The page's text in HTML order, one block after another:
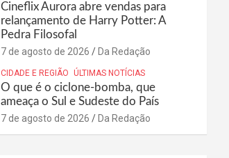
Cineflix Aurora abre vendas para
relançamento de Harry Potter: A
Pedra Filosofal
7 de agosto de 2026 Da Redação
CIDADE E REGIÃO ÚLTIMAS NOTÍCIAS
O que é o ciclone-bomba, que
ameaça o Sul e Sudeste do País
7 de agosto de 2026 Da Redação